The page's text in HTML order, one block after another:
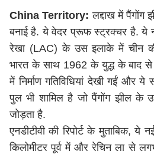
China Territory: लद्दाख में पैंगोंग
बनाई है. ये वेदर प्रूफ स्ट्रक्चर है. ये
रेखा (LAC) के उस इलाके में चीन
भारत के साथ 1962 के युद्ध के बाद
में निर्माण गतिविधियां देखी गईं और
पुल भी शामिल है जो पैंगोंग झील के
जोड़ता है.
एनडीटीवी की रिपोर्ट के मुताबिक,
किलोमीटर पूर्व में और रेचिन ला से